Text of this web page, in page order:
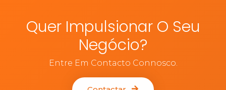
Quer Impulsionar O Seu
Negócio?
Entre Em Contacto Connosco.